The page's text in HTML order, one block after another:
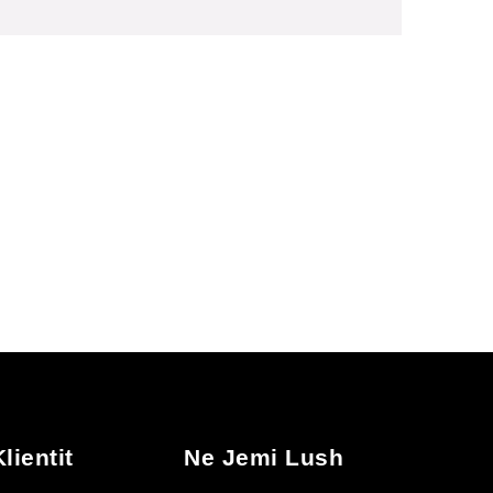
Ne Jemi Lush